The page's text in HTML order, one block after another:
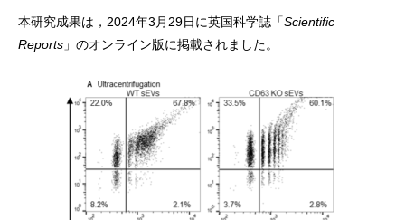
本研究成果は，2024年3月29日に英国科学誌「Scientific
Reports 」のオンライン版に掲載されました。